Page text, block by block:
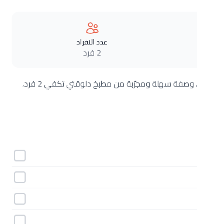
عدد الافراد
2 فرد
طريقة عمل كيك الشوكولاتة والتوت خطوة بخطوة بـ13 مكونات وفي 60 دقيقة فقط. وصفة سهلة ومجرّبة من مطبخ دلوقتي تكفي 2 فرد،